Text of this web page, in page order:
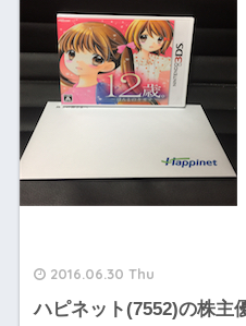
2016.06.30 Thu
ハピネット(7552)の株主